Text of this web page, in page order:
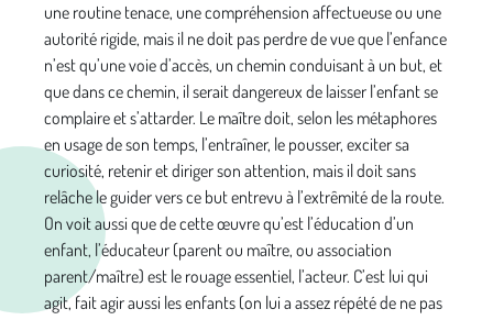
une routine tenace, une compréhension affectueuse ou une
autorité rigide, mais il ne doit pas perdre de vue que l’enfance
n’est qu’une voie d’accès, un chemin conduisant à un but, et
que dans ce chemin, il serait dangereux de laisser l’enfant se
complaire et s’attarder. Le maître doit, selon les métaphores
en usage de son temps, l’entraîner, le pousser, exciter sa
curiosité, retenir et diriger son attention, mais il doit sans
relâche le guider vers ce but entrevu à l’extrêmité de la route.
On voit aussi que de cette œuvre qu’est l’éducation d’un
enfant, l’éducateur (parent ou maître, ou association
parent/maître) est le rouage essentiel, l’acteur. C’est lui qui
agit, fait agir aussi les enfants (on lui a assez répété de ne pas